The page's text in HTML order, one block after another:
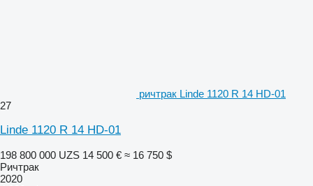
ричтрак Linde 1120 R 14 HD-01
27
Linde 1120 R 14 HD-01
198 800 000 UZS 14 500 € ≈ 16 750 $
Ричтрак
2020